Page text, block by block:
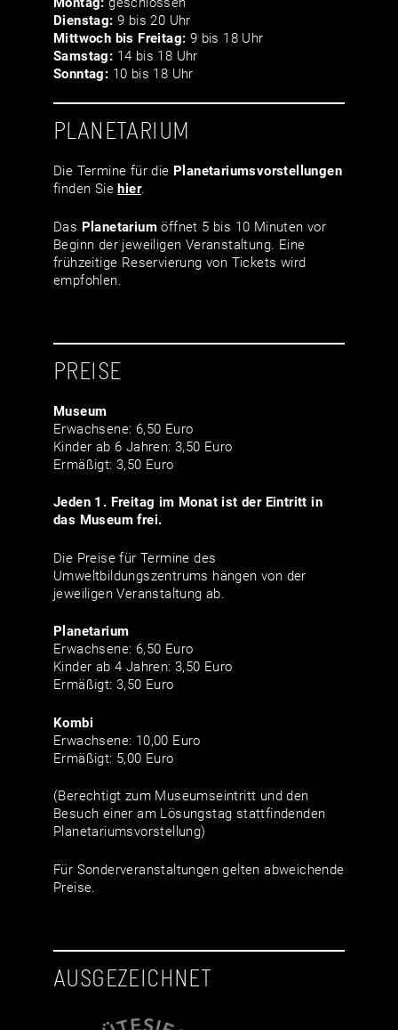
Dienstag: 9 bis 20 Uhr
Mittwoch bis Freitag: 9 bis 18 Uhr
Samstag: 14 bis 18 Uhr
Sonntag: 10 bis 18 Uhr
PLANETARIUM
Die Termine für die Planetariumsvor­stellungen
finden Siehier.
Das Planetarium öffnet 5 bis 10 Minuten vor
Beginn der jeweiligen Veranstaltung. Eine
frühzeitige Reservierung von Tickets wird
empfohlen.
PREISE
Museum
Erwachsene: 6,50 Euro
Kinder ab 6 Jahren: 3,50 Euro
Ermäßigt: 3,50 Euro
Jeden 1. Freitag im Monat ist der Eintritt in
das Museum frei.
Die Preise für Termine des
Umweltbildungszentrums hängen von der
jeweiligen Veranstaltung ab.
Planetarium
Erwachsene: 6,50 Euro
Kinder ab 4 Jahren: 3,50 Euro
Ermäßigt: 3,50 Euro
Kombi
Erwachsene: 10,00 Euro
Ermäßigt: 5,00 Euro
(Berechtigt zum Museumseintritt und den
Besuch einer am Lösungstag stattfindenden
Planetariumsvorstellung)
Für Sonderveranstaltungen gelten abweichende
Preise.
AUSGEZEICHNET